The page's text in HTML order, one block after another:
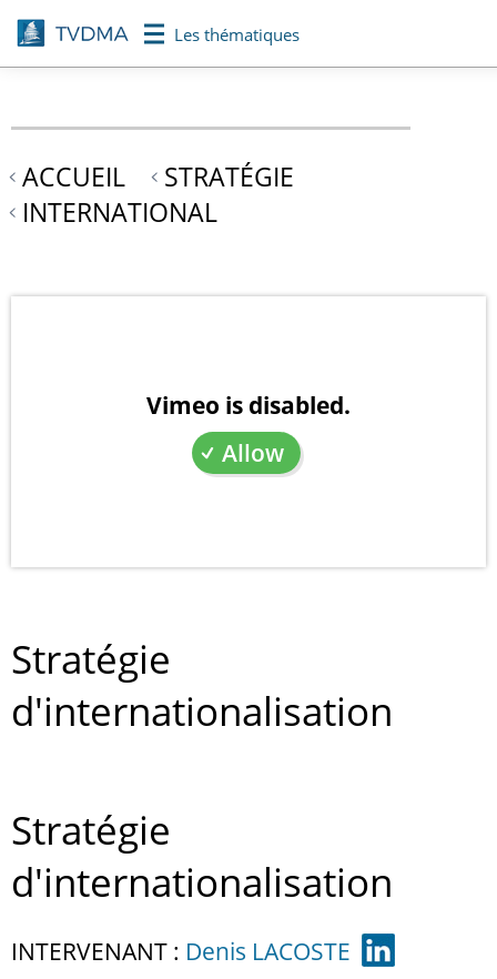
Aller
au
contenu
Les thématiques
ACCUEIL
STRATÉGIE
INTERNATIONAL
Vimeo is disabled.
Allow
Stratégie
d'internationalisation
Stratégie
d'internationalisation
INTERVENANT : Denis LACOSTE